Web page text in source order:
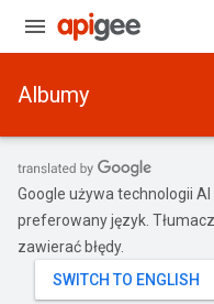
Albumy
Google używa technologii
preferowany język.
zawierać błędy.